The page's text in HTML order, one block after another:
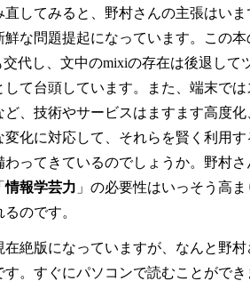
直してみると、野村さんの主張はい
鮮な問題提起になっています。この
代し、文中のmixiの存在は後退して
して台頭しています。また、端末で
ど、技術やサービスはますます高度
変化に対応して、それらを賢く利用す
ってきているのでしょうか。野村さ
情報学芸力 」の必要性はいっそう高
のです。
在絶版になっていますが、なんと野
す。すぐにパソコンで読むことがで